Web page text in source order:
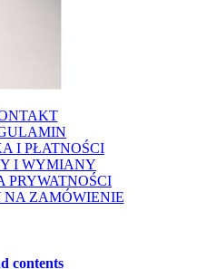
I PŁATNOŚCI
I WYMIANY
PRYWATNOŚCI
NA ZAMÓWIENIE
contents